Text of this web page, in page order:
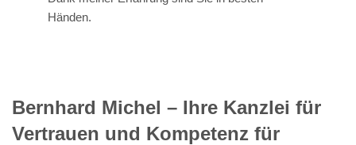
Händen.
Bernhard Michel – Ihre Kanzlei für
Vertrauen und Kompetenz für